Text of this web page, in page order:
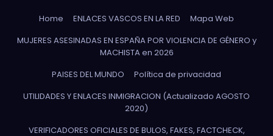
Home ENLACES VASCOS EN LA RED
Mapa Web
MUJERES ASESINADAS EN ESPAÑA POR VIOLENCIA DE GÉNERO y
MACHISTA en 2026
PAISES DEL MUNDO
Política de privacidad
UTILIDADES Y ENLACES INMIGRACION (Actualizado AGOSTO
2020)
VERIFICADORES OFICIALES DE BULOS, FAKES, FACTCHECK,